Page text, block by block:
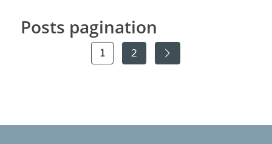
Posts pagination
1 2